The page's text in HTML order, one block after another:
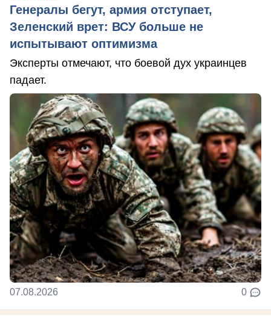
Генералы бегут, армия отступает,
Зеленский врет: ВСУ больше не
испытывают оптимизма
Эксперты отмечают, что боевой дух украинцев
падает.
07.08.2026 0